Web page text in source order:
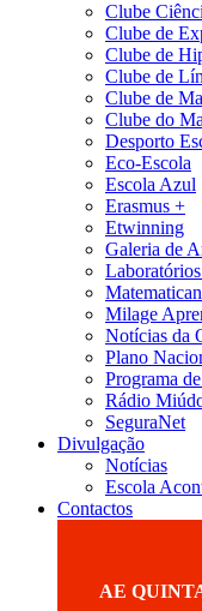
Clube
Clube de
Clube de
Clube de
Clube de
Clube do
Desporto
Eco-Escola
Escola Azul
Erasmus +
Etwinning
Galeria de
Milage
Notícias da
Plano
Programa
Rádio
SeguraNet
Divulgação
Notícias
Escola
Contactos
AE